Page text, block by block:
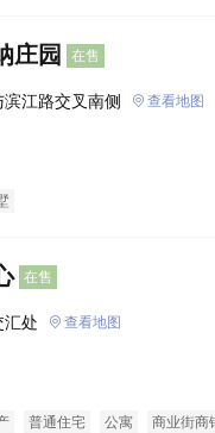
庄园 在售
江路交叉南侧 查看地图
在售
汇处 查看地图
普通住宅 公寓 商业街商